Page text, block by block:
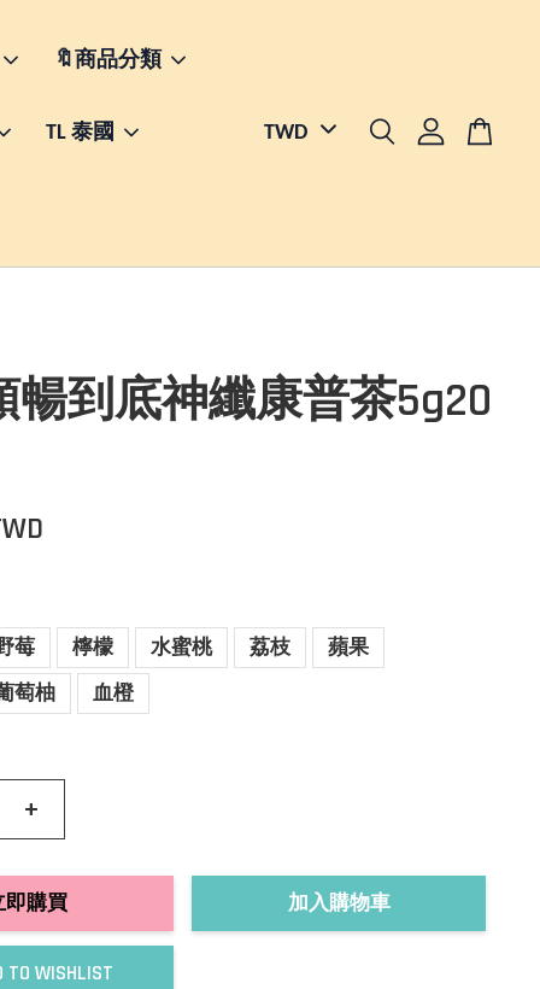
🔖商品分類
TL 泰國
暢到底神纖康普茶5g20
莓 檸檬 水蜜桃 荔枝
蘋果
萄柚 血橙
+
即購買 加入購物車
TO WISHLIST